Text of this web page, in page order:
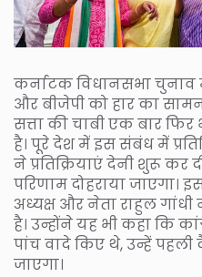
कर्नाटक विधानसभा चुनाव
और बीजेपी को हार का
सत्ता की चाबी एक बार
है। पूरे देश में इस संबंध में
ने प्रतिक्रियाएं देनी शुरू कर
परिणाम दोहराया जाएगा।
अध्यक्ष और नेता राहुल गांधी ने
है। उन्होंने यह भी कहा कि
पांच वादे किए थे, उन्हें
जाएगा।